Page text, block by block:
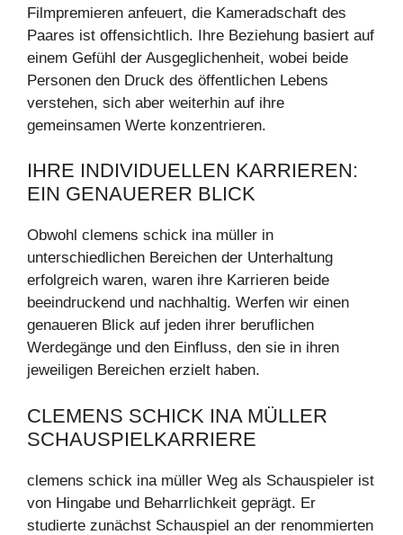
Filmpremieren anfeuert, die Kameradschaft des
Paares ist offensichtlich. Ihre Beziehung basiert auf
einem Gefühl der Ausgeglichenheit, wobei beide
Personen den Druck des öffentlichen Lebens
verstehen, sich aber weiterhin auf ihre
gemeinsamen Werte konzentrieren.
IHRE INDIVIDUELLEN KARRIEREN:
EIN GENAUERER BLICK
Obwohl clemens schick ina müller in
unterschiedlichen Bereichen der Unterhaltung
erfolgreich waren, waren ihre Karrieren beide
beeindruckend und nachhaltig. Werfen wir einen
genaueren Blick auf jeden ihrer beruflichen
Werdegänge und den Einfluss, den sie in ihren
jeweiligen Bereichen erzielt haben.
CLEMENS SCHICK INA MÜLLER
SCHAUSPIELKARRIERE
clemens schick ina müller Weg als Schauspieler ist
von Hingabe und Beharrlichkeit geprägt. Er
studierte zunächst Schauspiel an der renommierten